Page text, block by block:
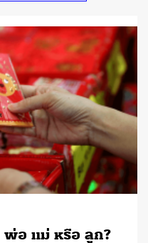
พ่อ แม่ หรือ ลูก?